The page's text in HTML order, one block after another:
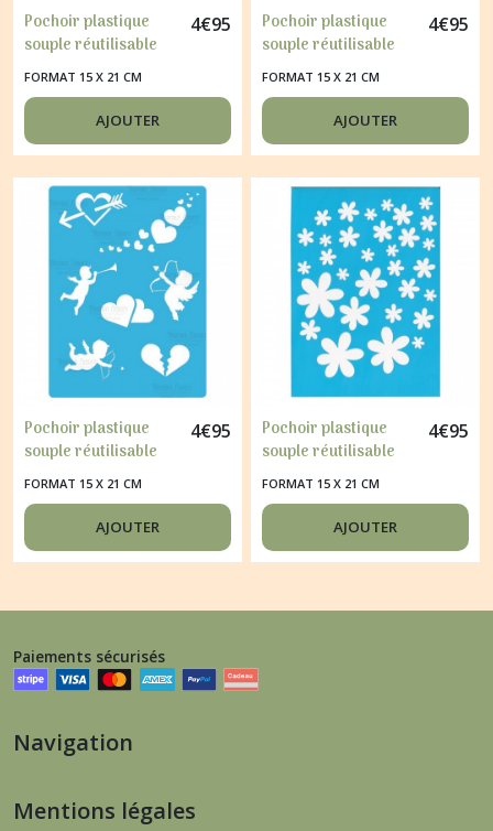
Pochoir plastique
souple réutilisable
Fabrika Décoru ROSE
116
4€95
FORMAT 15 X 21 CM
AJOUTER
Pochoir plastique
souple réutilisable
Fabrika Décoru
COEUR 110
4€95
FORMAT 15 X 21 CM
AJOUTER
Pochoir plastique
souple réutilisable
Fabrika Décoru
CUPIDON 109
4€95
FORMAT 15 X 21 CM
AJOUTER
Pochoir plastique
souple réutilisable
Fabrika Décoru
FLEUR 024
4€95
FORMAT 15 X 21 CM
AJOUTER
Paiements sécurisés
Navigation
Mentions légales